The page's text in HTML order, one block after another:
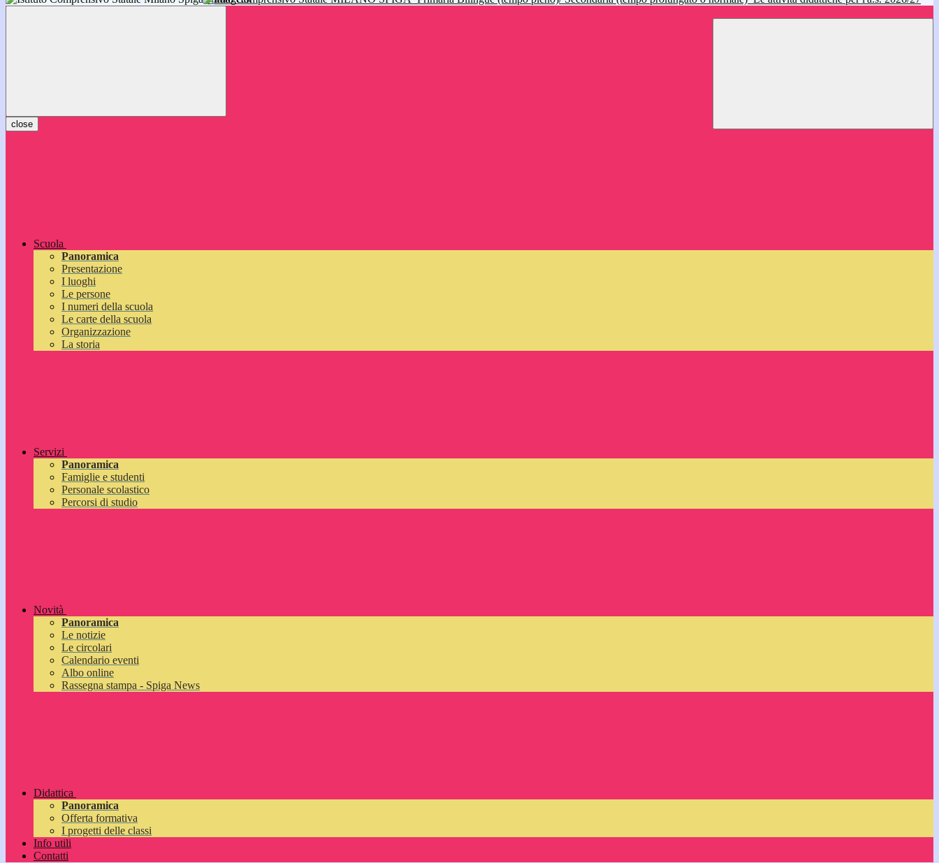
inizieranno il 14 settembre 2026: vi aspettiamo!
close
Scuola
Panoramica
Presentazione
I luoghi
Le persone
I numeri della scuola
Le carte della scuola
Organizzazione
La storia
Servizi
Panoramica
Famiglie e studenti
Personale scolastico
Percorsi di studio
Novità
Panoramica
Le notizie
Le circolari
Calendario eventi
Albo online
Rassegna stampa - Spiga News
Didattica
Panoramica
Offerta formativa
I progetti delle classi
Info utili
Contatti